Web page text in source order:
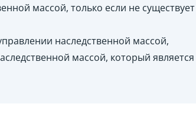
массой, только если не существует
наследственной массой,
массой, который является